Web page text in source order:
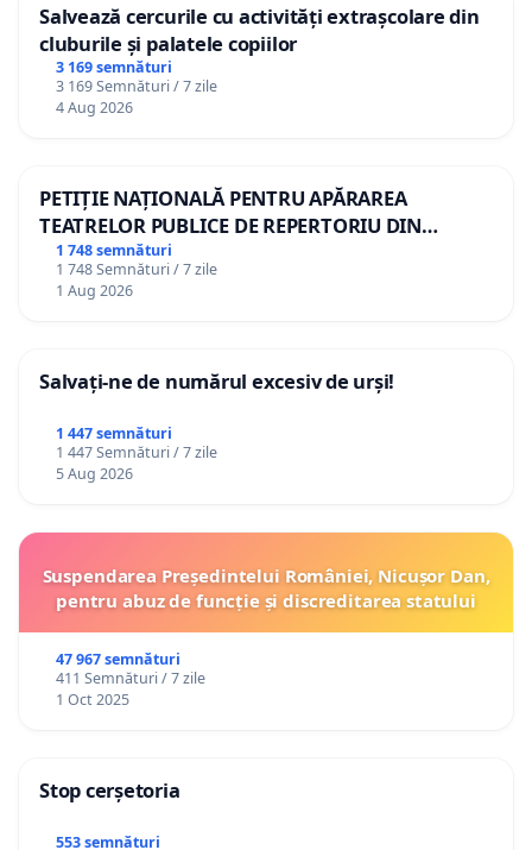
Salvează cercurile cu activități extrașcolare din
cluburile și palatele copiilor
3 169 semnături
3 169 Semnături / 7 zile
4 Aug 2026
PETIȚIE NAȚIONALĂ PENTRU APĂRAREA
TEATRELOR PUBLICE DE REPERTORIU DIN
ROMÂNIA
1 748 semnături
1 748 Semnături / 7 zile
1 Aug 2026
Salvați-ne de numărul excesiv de urși!
1 447 semnături
1 447 Semnături / 7 zile
5 Aug 2026
Suspendarea Președintelui României, Nicușor Dan,
pentru abuz de funcție și discreditarea statului
47 967 semnături
411 Semnături / 7 zile
1 Oct 2025
Stop cerșetoria
553 semnături